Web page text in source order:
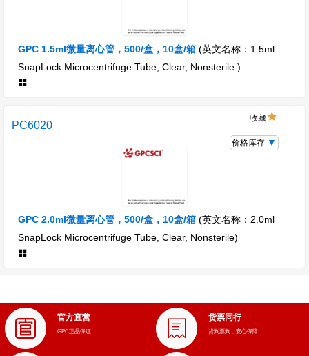
GPC 1.5ml微量离心管，500/盒，10盒/箱 (英文名称：1.5ml
SnapLock Microcentrifuge Tube, Clear, Nonsterile )
PC6020
GPC 2.0ml微量离心管，500/盒，10盒/箱 (英文名称：2.0ml
SnapLock Microcentrifuge Tube, Clear, Nonsterile)
收藏
价格库存
官方直营
GPC正品保证
货票同行
货到票到，安心保障